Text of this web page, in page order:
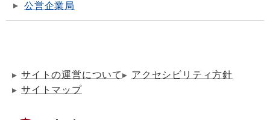
公営企業局
サイトの運営について
アクセシビリティ方針
サイトマップ